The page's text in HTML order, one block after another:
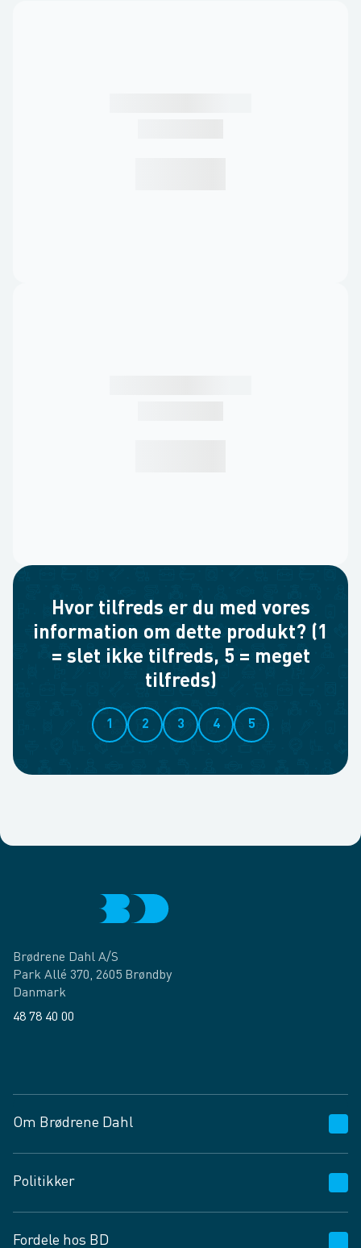
Hvor tilfreds er du med vores
information om dette produkt? (1
= slet ikke tilfreds, 5 = meget
tilfreds)
1 2 3 4 5
Brødrene Dahl A/S
Park Allé 370, 2605 Brøndby
Danmark
48 78 40 00
Om Brødrene Dahl
Vagttelefon 30 10 89 89
Spørgsmål og svar
Job og karriere
Politikker
Fordele hos BD